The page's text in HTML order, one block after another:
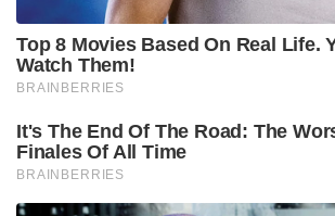
Top 8 Movies Based On Real Life.
Watch Them!
BRAINBERRIES
It's The End Of The Road: The
Finales Of All Time
BRAINBERRIES